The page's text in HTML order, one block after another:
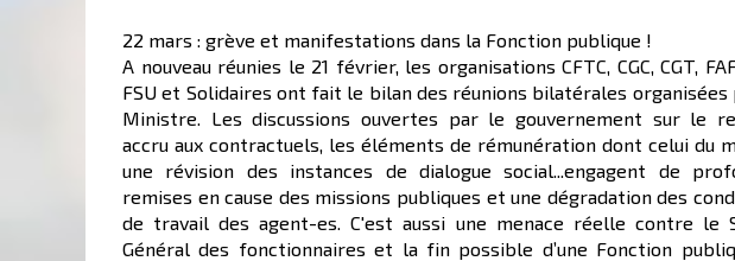
22 mars : grève et manifestations dans la Fonction publique !
A nouveau réunies le 21 février, les organisations CFTC, CGC, CGT,
FSU et Solidaires ont fait le bilan des réunions bilatérales organisées
Ministre. Les discussions ouvertes par le gouvernement sur le
accru aux contractuels, les éléments de rémunération dont celui du
une révision des instances de dialogue social...engagent de
remises en cause des missions publiques et une dégradation des
de travail des agent-es. C'est aussi une menace réelle contre le
Général des fonctionnaires et la fin possible d’une Fonction